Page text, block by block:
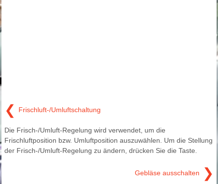
❮ Frischluft-/Umluftschaltung
Die Frisch-/Umluft-Regelung wird verwendet, um die
Frischluftposition bzw. Umluftposition auszuwählen. Um die Stellung
der Frisch-/Umluft-Regelung zu ändern, drücken Sie die Taste.
Gebläse ausschalten ❯